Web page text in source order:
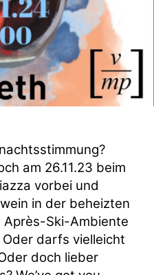
am 26.11.23 beim
vorbei und
in der beheizten
Après-Ski-Ambiente
darfs vielleicht
doch lieber